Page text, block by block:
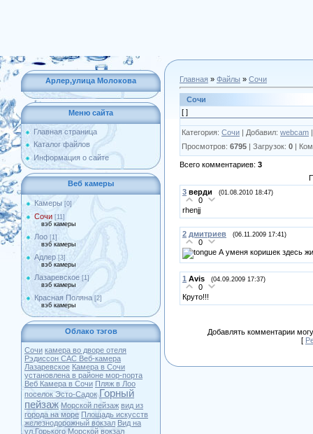
Арлер,улица Молокова
Меню сайта
Главная страница
Каталог файлов
Информация о сайте
Веб камеры
Камеры [0]
Сочи [11]
вэб камеры
Лоо [1]
вэб камеры
Адлер [3]
вэб камеры
Лазаревское [1]
вэб камеры
Красная Поляна [2]
вэб камеры
Облако тэгов
Cочи камера во дворе отеля
Рэдиссон САС Веб-камера
Лазаревское Камера в Сочи
установлена в районе мор-порта
Веб Камера в Сочи Пляж в Лоо
поселок Эсто-Садок Горный
пейзаж Морской пейзаж вид из
города на море Площадь искусств
железнодорожный вокзал Вид на
ул.Горького Морской вокзал
Главная » Файлы » Сочи
Сочи
[ ]
Категория: Сочи | Добавил: webcam
Просмотров: 6795 | Загрузок: 0 |
Всего комментариев: 3
3 верди (01.08.2010 18:47)
0
rhenjj
2 дмитриев (06.11.2009 17:41)
0
А уменя коришек здесь
1 Avis (04.09.2009 17:37)
0
Круто!!!
Добавлять комментарии
[